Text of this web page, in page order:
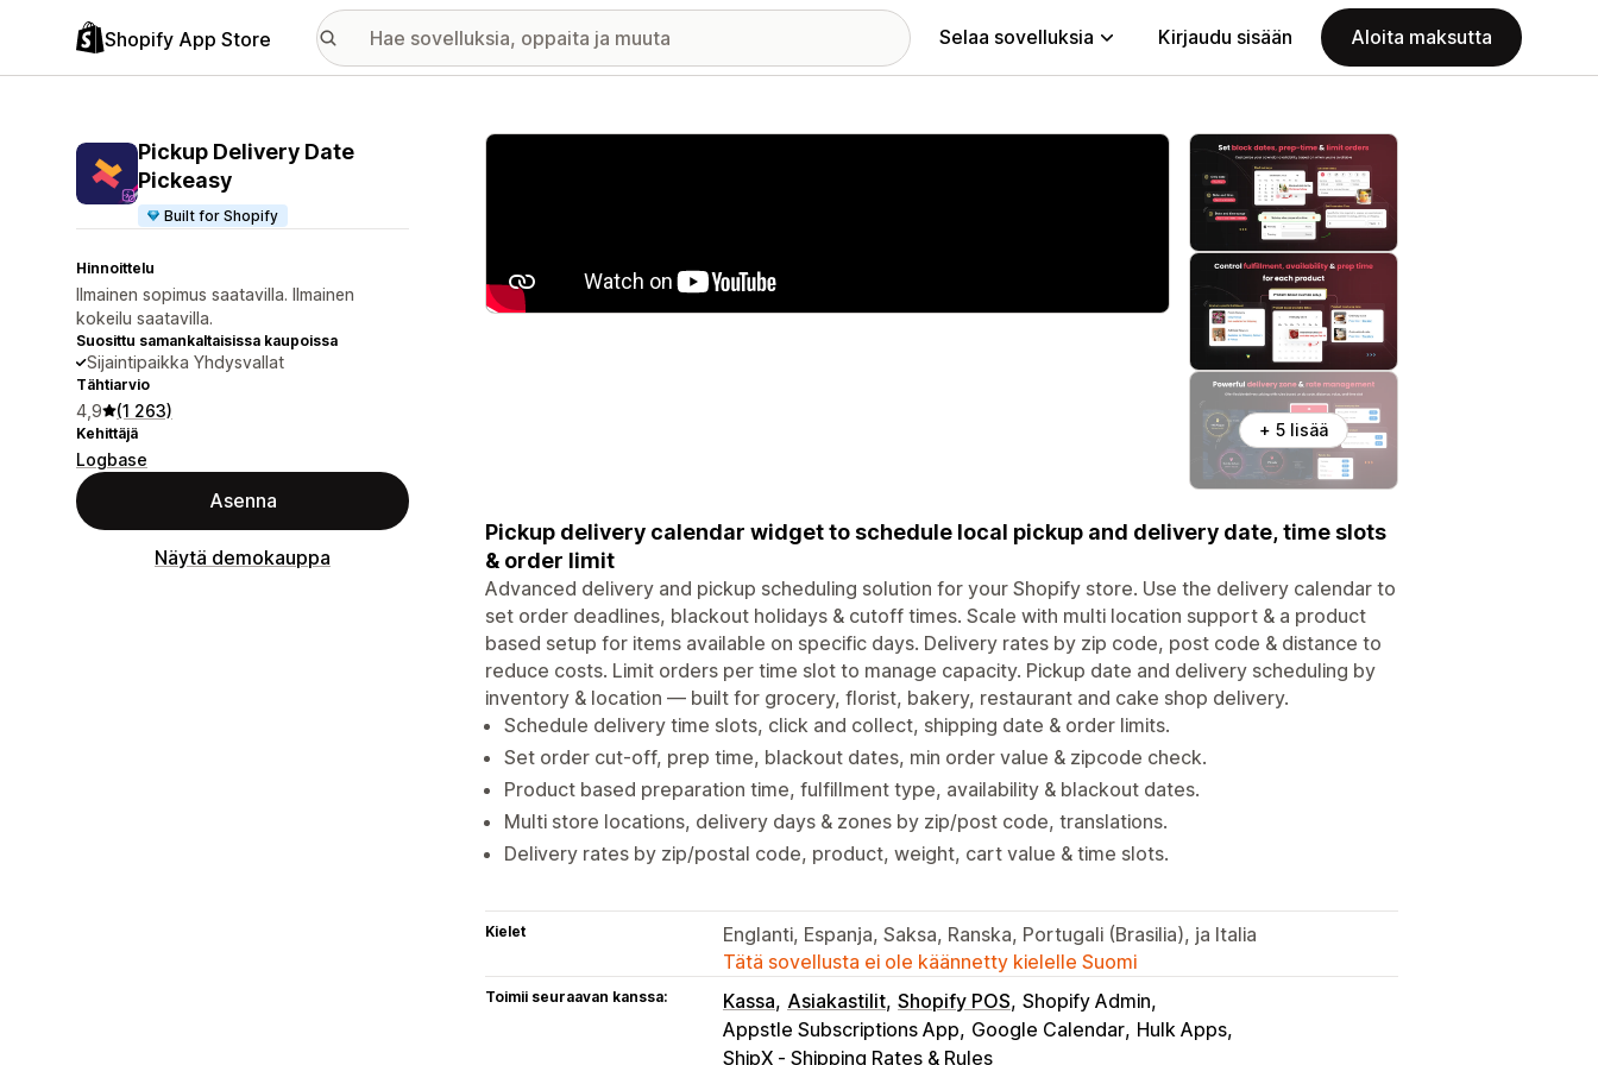
Shopify App Store Selaa sovelluksia Kirjaudu sisään Aloita maksutta
Pickup Delivery Date
Pickeasy
Built for Shopify
Hinnoittelu
Ilmainen sopimus saatavilla. Ilmainen
kokeilu saatavilla.
Suosittu samankaltaisissa kaupoissa
Sijaintipaikka Yhdysvallat
Tähtiarvio
4,9 (1 263)
Kehittäjä
Logbase
Asenna
Näytä demokauppa
Esittelykuvagalleria
+ 5 lisää
Pickup delivery calendar widget to schedule local pickup and delivery date, time slots
& order limit
Advanced delivery and pickup scheduling solution for your Shopify store. Use the delivery calendar to
set order deadlines, blackout holidays & cutoff times. Scale with multi location support & a product
based setup for items available on specific days. Delivery rates by zip code, post code & distance to
reduce costs. Limit orders per time slot to manage capacity. Pickup date and delivery scheduling by
inventory & location — built for grocery, florist, bakery, restaurant and cake shop delivery.
Schedule delivery time slots, click and collect, shipping date & order limits.
Set order cut-off, prep time, blackout dates, min order value & zipcode check.
Product based preparation time, fulfillment type, availability & blackout dates.
Multi store locations, delivery days & zones by zip/post code, translations.
Delivery rates by zip/postal code, product, weight, cart value & time slots.
Kielet
Englanti, Espanja, Saksa, Ranska, Portugali (Brasilia), ja Italia
Tätä sovellusta ei ole käännetty kielelle Suomi
Toimii seuraavan kanssa: Kassa Asiakastilit Shopify POS Shopify Admin
Appstle Subscriptions App Google Calendar Hulk Apps
ShipX ‑ Shipping Rates & Rules